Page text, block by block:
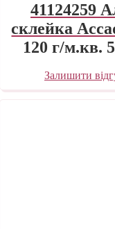
41124259
склейка
120 г/м.кв.
Залишити